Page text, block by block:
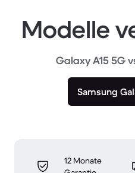
Modelle
Galaxy A15 5G
Samsung
12 Monate